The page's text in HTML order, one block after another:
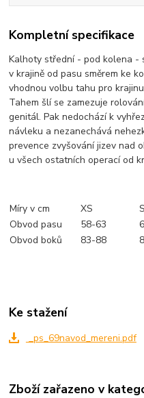
Kompletní specifikace
Kalhoty střední - pod kolena -
v krajině od pasu směrem ke
vhodnou volbu tahu pro
Tahem šlí se zamezuje
genitál. Pak nedochází k
návleku a nezanechává
prevence zvyšování jizev nad
u všech ostatních operací od
Míry v cm XS S
Obvod pasu
58-63
Obvod boků
83-88
Ke stažení
_ps_69navod_mereni.pdf
Zboží zařazeno v